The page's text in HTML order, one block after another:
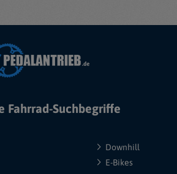
Fahrrad-Suchbegriffe
Downhill
E-Bikes